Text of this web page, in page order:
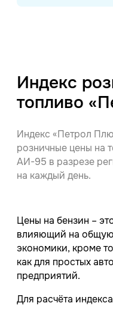
Индекс
топливо
Индекс «Петрол
розничные цены на
АИ-95 в разрезе
на каждый день.
Цены на бензин –
влияющий на общую
экономики, кроме
как для простых
предприятий.
Для расчёта